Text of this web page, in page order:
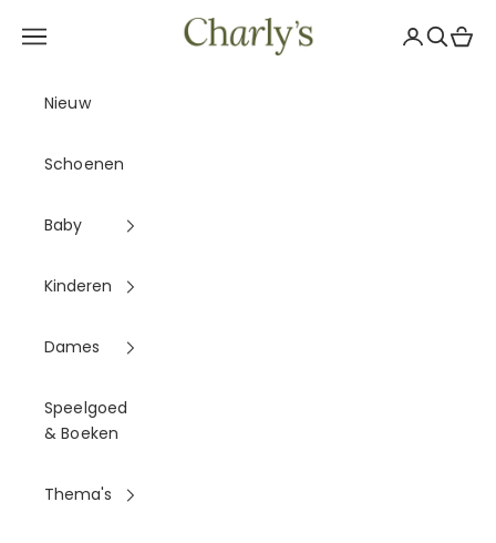
Charly's
Navigatiemenu openen Zoeken
Nieuw
Schoenen
Baby
Kinderen
Dames
Speelgoed
& Boeken
Thema's